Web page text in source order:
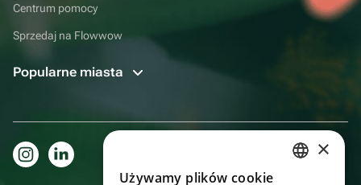
Centrum pomocy
Sprzedaj na Flowwow
Popularne miasta
×
Używamy plików cookie